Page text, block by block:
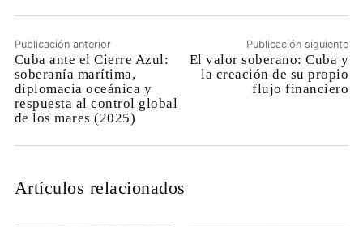
Publicación anterior
Cuba ante el Cierre Azul:
soberanía marítima,
diplomacia oceánica y
respuesta al control global
de los mares (2025)
Publicación siguiente
El valor soberano: Cuba y
la creación de su propio
flujo financiero
Artículos relacionados